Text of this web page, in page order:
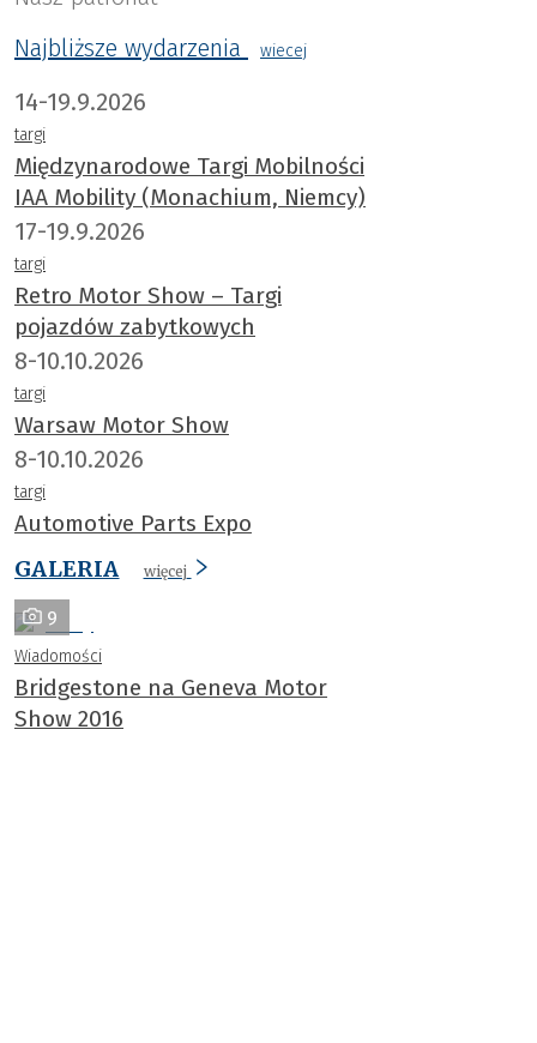
Najbliższe wydarzenia
wiecej
14-19.9.2026
targi
Międzynarodowe Targi Mobilności
IAA Mobility (Monachium, Niemcy)
17-19.9.2026
targi
Retro Motor Show – Targi
pojazdów zabytkowych
8-10.10.2026
targi
Warsaw Motor Show
8-10.10.2026
targi
Automotive Parts Expo
GALERIA
więcej
9
Wiadomości
Bridgestone na Geneva Motor
Show 2016